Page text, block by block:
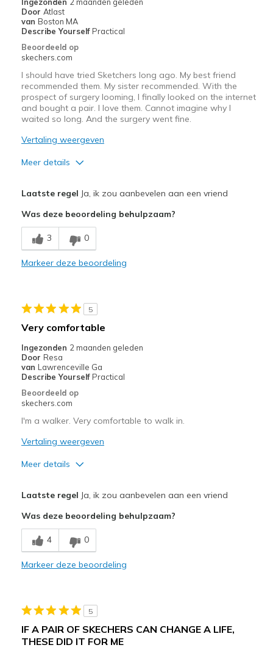
Ingezonden 2 maanden geleden
Door Atlast
van Boston MA
Describe Yourself Practical
Beoordeeld op
skechers.com
I should have tried Sketchers long ago. My best friend
recommended them. My sister recommended. With the
prospect of surgery looming, I finally looked on the internet
and bought a pair. I love them. Cannot imagine why I
waited so long. And the surgery went fine.
Vertaling weergeven
Meer details
Breathe Well
Durable
Casual Wear
Sizing
Feels true to size
View On Shoes
Laatste regel Ja, ik zou aanbevelen aan een vriend
Was deze beoordeling behulpzaam?
3 0
Markeer deze beoordeling
5
Very comfortable
Ingezonden 2 maanden geleden
Door Resa
van Lawrenceville Ga
Describe Yourself Practical
Beoordeeld op
skechers.com
I'm a walker. Very comfortable to walk in.
Vertaling weergeven
Meer details
Comfortable
Beste toepassingen
Casual Wear
Sizing
Feels true to size
View On Shoes
Shoes are for Wearing
Laatste regel Ja, ik zou aanbevelen aan een vriend
Was deze beoordeling behulpzaam?
4 0
Markeer deze beoordeling
5
IF A PAIR OF SKECHERS CAN CHANGE A LIFE,
THESE DID IT FOR ME